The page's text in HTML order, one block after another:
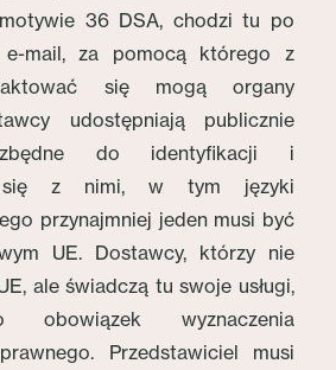
36 DSA, chodzi tu po
mail, za pomocą którego z
się mogą organy
udostępniają publicznie
do identyfikacji i
się z nimi, w tym języki
przynajmniej jeden musi być
UE. Dostawcy, którzy nie
ale świadczą tu swoje usługi,
obowiązek wyznaczenia
Przedstawiciel musi